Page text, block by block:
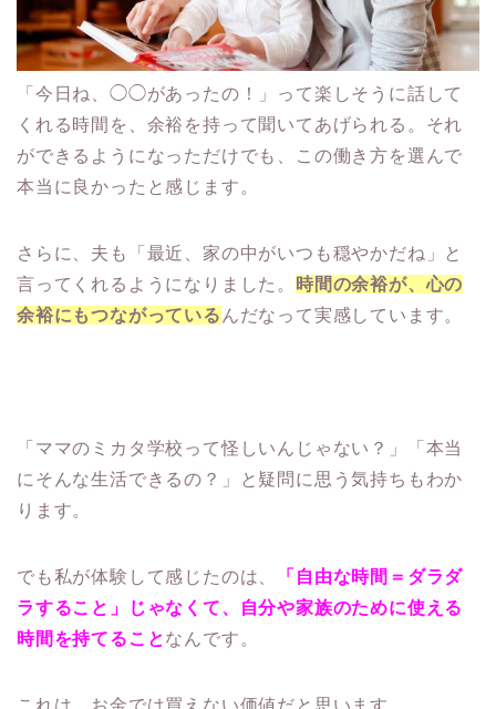
「今日ね、◯◯があったの！」って楽しそうに話して
くれる時間を、余裕を持って聞いてあげられる。それ
ができるようになっただけでも、この働き方を選んで
本当に良かったと感じます。
さらに、夫も「最近、家の中がいつも穏やかだね」と
言ってくれるようになりました。
時間の余裕が、心の
余裕にもつながっている んだなって実感しています。
「ママのミカタ学校って怪しいんじゃない？」「本当
にそんな生活できるの？」と疑問に思う気持ちもわか
ります。
でも私が体験して感じたのは、
「自由な時間＝ダラダ
ラすること」じゃなくて、自分や家族のために使える
時間を持てることなんです。
これは、お金では買えない価値だと思います。